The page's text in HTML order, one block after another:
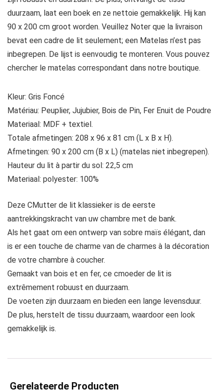
duurzaam, laat een boek en ze nettoie gemakkelijk. Hij kan
90 x 200 cm groot worden. Veuillez Noter que la livraison
bevat een cadre de lit seulement; een Matelas n’est pas
inbegrepen. De lijst is eenvoudig te monteren. Vous pouvez
chercher le matelas correspondant dans notre boutique.
Kleur: Gris Foncé
Matériau: Peuplier, Jujubier, Bois de Pin, Fer Enuit de Poudre
Materiaal: MDF + textiel.
Totale afmetingen: 208 x 96 x 81 cm (L x B x H).
Afmetingen: 90 x 200 cm (B x L) (matelas niet inbegrepen).
Hauteur du lit à partir du sol: 22,5 cm
Materiaal: polyester: 100%
Deze CMutter de lit klassieker is de eerste
aantrekkingskracht van uw chambre met de bank.
Als het gaat om een ontwerp van sobre maïs élégant, dan
is er een touche de charme van de charmes à la décoration
de votre chambre à coucher.
Gemaakt van bois et en fer, ce cmoeder de lit is
extrêmement robuust en duurzaam.
De voeten zijn duurzaam en bieden een lange levensduur.
De plus, herstelt de tissu duurzaam, waardoor een look
gemakkelijk is.
Gerelateerde Producten